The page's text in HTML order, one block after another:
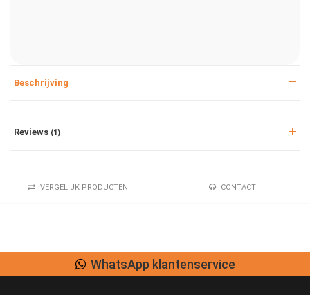
Beschrijving
Reviews (1)
VERGELIJK PRODUCTEN CONTACT
WhatsApp klantenservice